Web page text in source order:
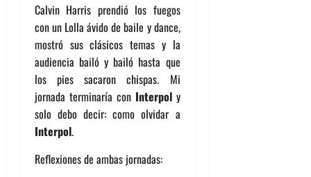
Calvin Harris prendió los fuegos
con un Lolla ávido de baile y dance,
mostró sus clásicos temas y la
audiencia bailó y bailó hasta que
los pies sacaron chispas. Mi
jornada terminaría con Interpoly
solo debo decir: como olvidar a
Interpol.
Reflexiones de ambas jornadas: